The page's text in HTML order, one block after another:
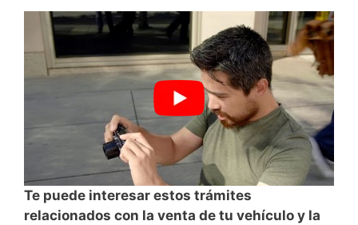
Te puede interesar estos trámites
relacionados con la venta de tu vehículo y la